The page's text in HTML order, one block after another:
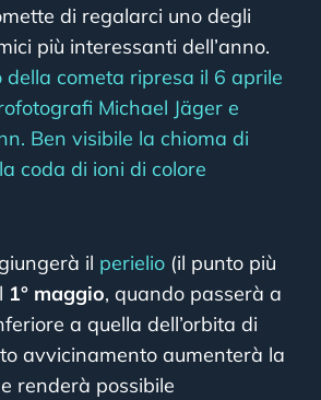
di regalarci uno degli
più interessanti dell’anno.
della cometa ripresa il 6 aprile
Michael Jäger e
Ben visibile la chioma di
coda di ioni di colore
il perielio (il punto più
1° maggio, quando passerà a
a quella dell’orbita di
avvicinamento aumenterà la
renderà possibile